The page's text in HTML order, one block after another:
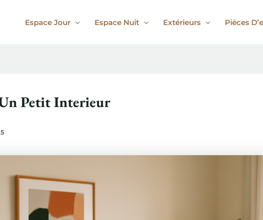
Espace Jour Espace Nuit Extérieurs Pièces
Petit Interieur